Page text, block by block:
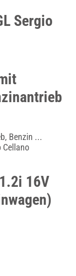
Sergio
Benzin ...
Cellano
16V